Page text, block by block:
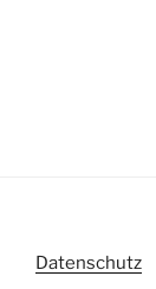
Datenschutz